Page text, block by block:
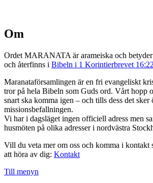
Om
Ordet MARANATA är arameiska och
och återfinns i Bibeln i 1 Korintierbrevet 16:22
Maranataförsamlingen är en fri evangeliskt
tror på hela Bibeln som Guds ord. Vårt hopp
snart ska komma igen – och tills dess det
missionsbefallningen.
Vi har i dagsläget ingen officiell adress men
husmöten på olika adresser i nordvästra
Vill du veta mer om oss och komma i kontakt
att höra av dig: Kontakt
Till menyn